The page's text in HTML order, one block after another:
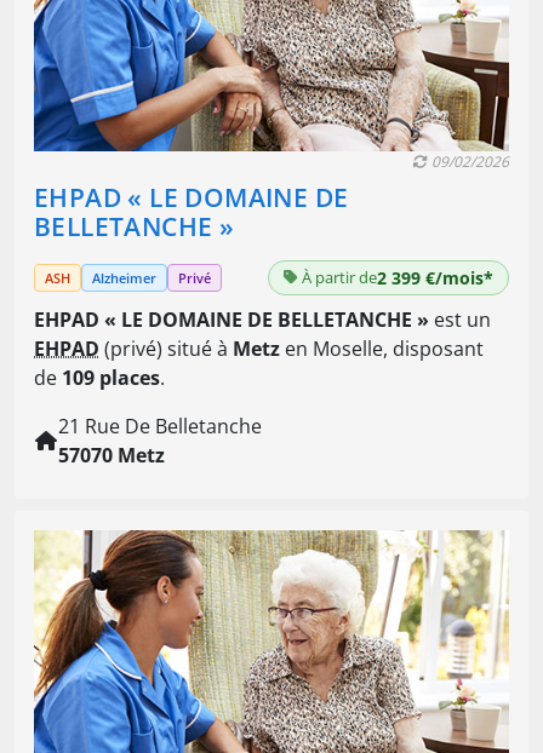
EHPAD « LE DOMAINE DE
BELLETANCHE »
09/02/2026
ASH Alzheimer Privé À partir de2 399 €/mois*
EHPAD « LE DOMAINE DE BELLETANCHE » est un
EHPAD (privé) situé à Metz en Moselle, disposant
de 109 places.
21 Rue De Belletanche
57070 Metz